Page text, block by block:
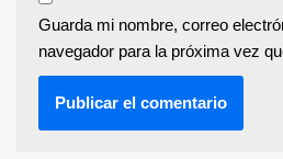
Guarda mi nombre, correo
navegador para la próxima vez